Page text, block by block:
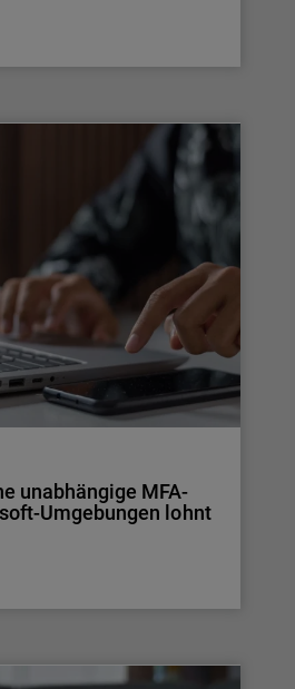
unabhängige MFA-
Umgebungen lohnt